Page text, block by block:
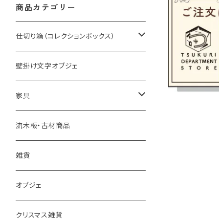
商品カテゴリー
仕切り箱（コレクションボックス）
仕切り箱（コレクションボックス）
仕切り箱【棚セット】
壁掛け文字オブジェ
家具
机・イス
棚
その他
流木板・古材商品
雑貨
オブジェ
クリスマス雑貨